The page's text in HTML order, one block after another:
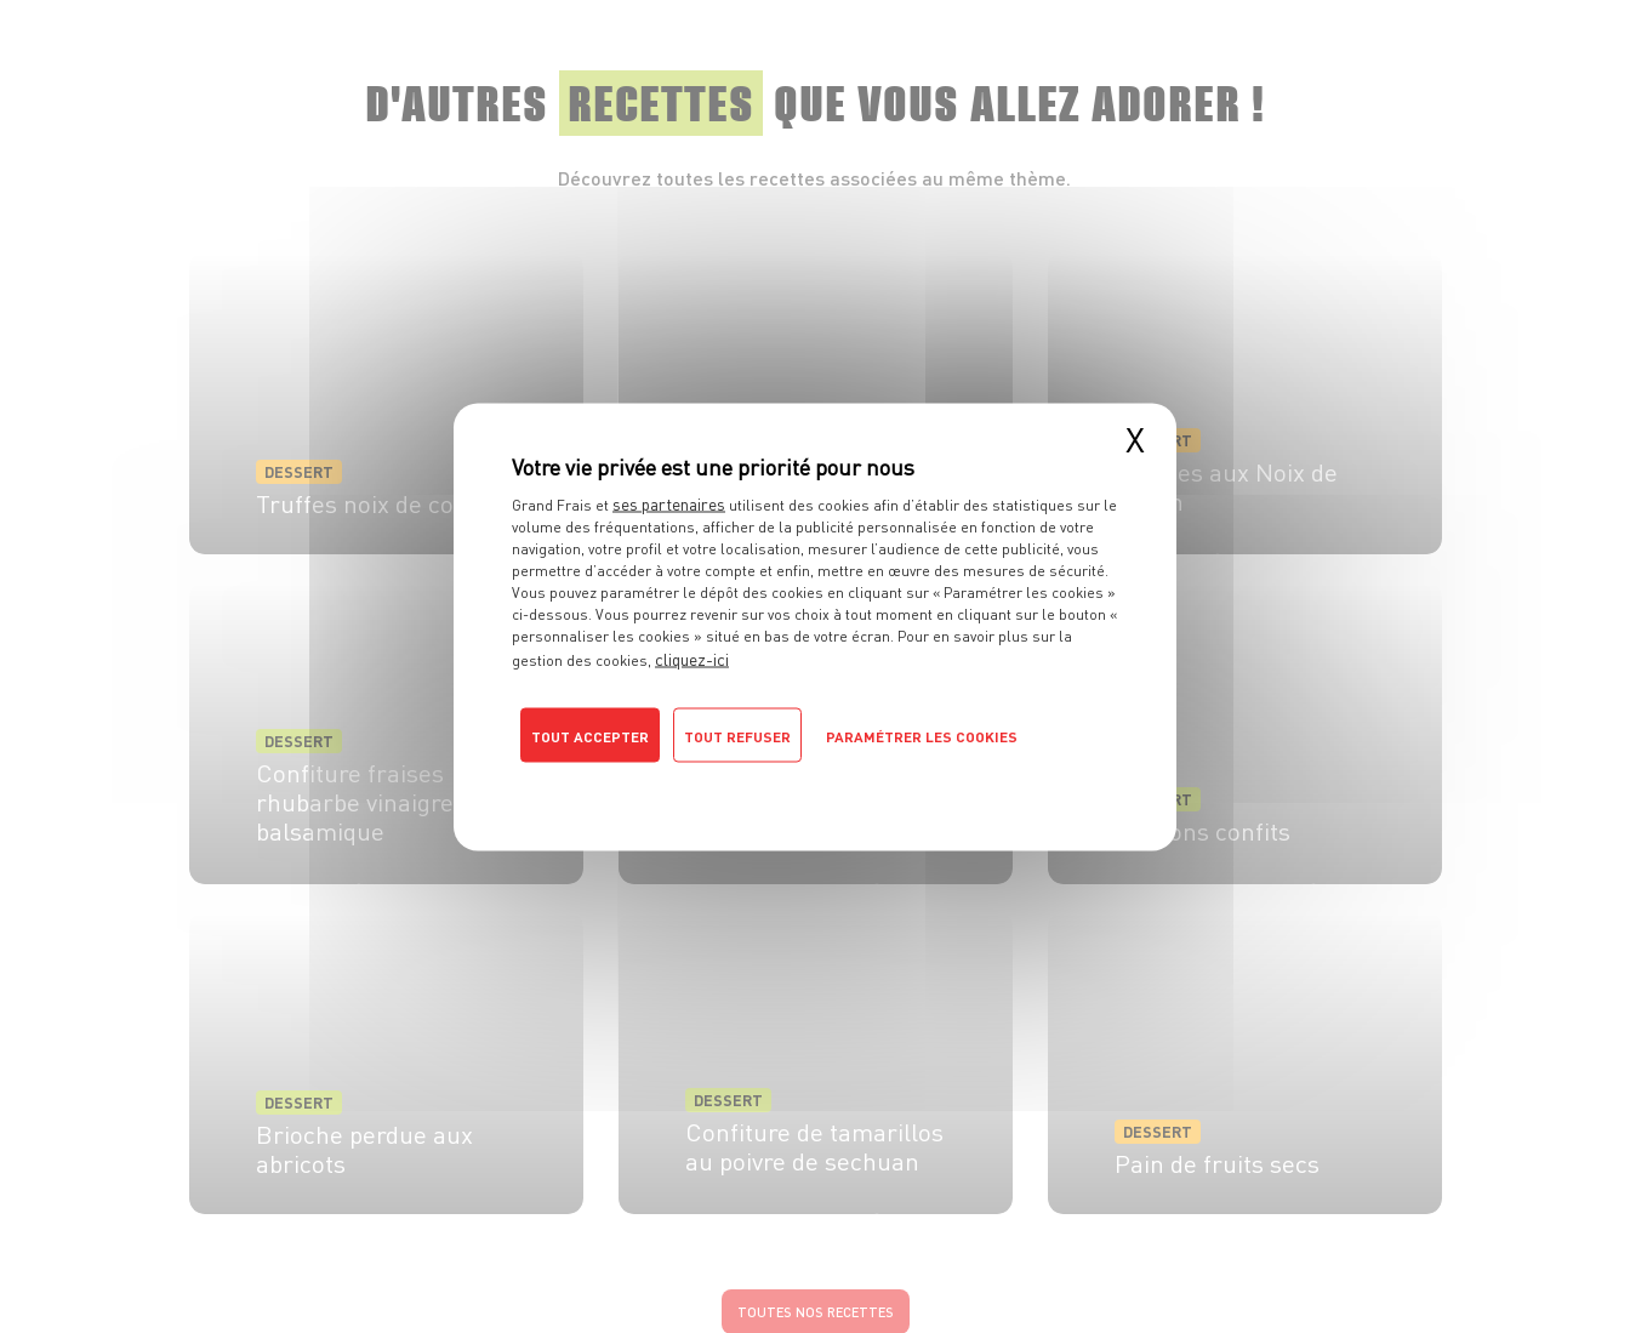
D'AUTRES RECETTES QUE VOUS ALLEZ ADORER !
Découvrez toutes les recettes associées au même thème.
DESSERT
Truffes noix de coco
DESSERT
Makrouts aux dattes
6 pers. 20 min 10 min
DESSERT
Cookies aux Noix de
Pécan
DESSERT
Confiture fraises
rhubarbe vinaigre
balsamique
DESSERT
Marrons confits
DESSERT
Brioche perdue aux
abricots
DESSERT
Confiture de tamarillos
au poivre de sechuan
DESSERT
Pain de fruits secs
TOUTES NOS RECETTES
X
Grand Frais et ses partenaires utilisent des cookies afin d’établir des statistiques sur le
volume des fréquentations, afficher de la publicité personnalisée en fonction de votre
navigation, votre profil et votre localisation, mesurer l’audience de cette publicité, vous
permettre d’accéder à votre compte et enfin, mettre en œuvre des mesures de sécurité.
Vous pouvez paramétrer le dépôt des cookies en cliquant sur « Paramétrer les cookies »
ci-dessous. Vous pourrez revenir sur vos choix à tout moment en cliquant sur le bouton «
personnaliser les cookies » situé en bas de votre écran. Pour en savoir plus sur la
gestion des cookies, cliquez-ici
TOUT ACCEPTER TOUT REFUSER PARAMÉTRER LES COOKIES